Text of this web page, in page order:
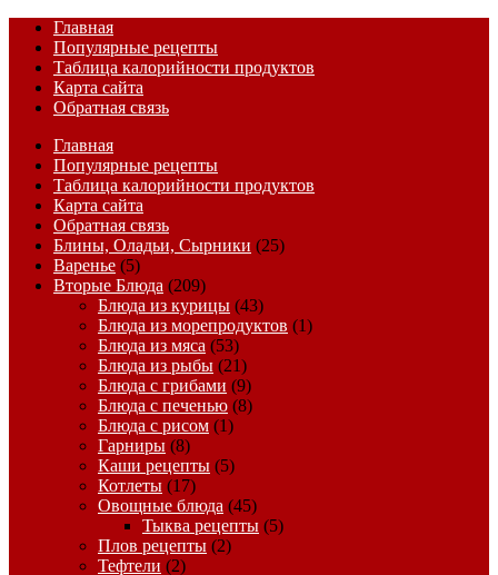
Главная
Популярные рецепты
Таблица калорийности продуктов
Карта сайта
Обратная связь
Главная
Популярные рецепты
Таблица калорийности продуктов
Карта сайта
Обратная связь
Блины, Оладьи, Сырники (25)
Варенье (5)
Вторые Блюда (209)
Блюда из курицы (43)
Блюда из морепродуктов (1)
Блюда из мяса (53)
Блюда из рыбы (21)
Блюда с грибами (9)
Блюда с печенью (8)
Блюда с рисом (1)
Гарниры (8)
Каши рецепты (5)
Котлеты (17)
Овощные блюда (45)
Тыква рецепты (5)
Плов рецепты (2)
Тефтели (2)